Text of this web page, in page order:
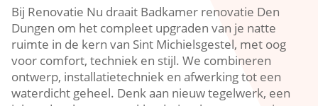
Bij Renovatie Nu draait Badkamer renovatie Den
Dungen om het compleet upgraden van je natte
ruimte in de kern van Sint Michielsgestel, met oog
voor comfort, techniek en stijl.​ We combineren
ontwerp, installatietechniek en afwerking tot een
waterdicht geheel.​ Denk aan nieuw tegelwerk, een